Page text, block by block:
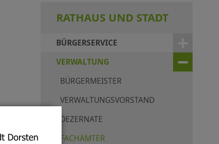
RATHAUS UND STADT
BÜRGERSERVICE
VERWALTUNG
BÜRGERMEISTER
VERWALTUNGSVORSTAND
DEZERNATE
FACHÄMTER